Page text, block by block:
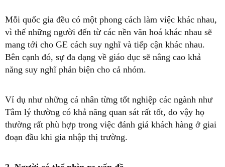
Mỗi quốc gia đều có một phong cách làm việc khác nhau,
vì thế những người đến từ các nền văn hoá khác nhau sẽ
mang tới cho GE cách suy nghĩ và tiếp cận khác nhau.
Bên cạnh đó, sự đa dạng về giáo dục sẽ nâng cao khả
năng suy nghĩ phản biện cho cả nhóm.
Ví dụ như những cá nhân từng tốt nghiệp các ngành như
Tâm lý thường có khả năng quan sát rất tốt, do vậy họ
thường rất phù hợp trong việc đánh giá khách hàng ở giai
đoạn đầu khi gia nhập thị trường.